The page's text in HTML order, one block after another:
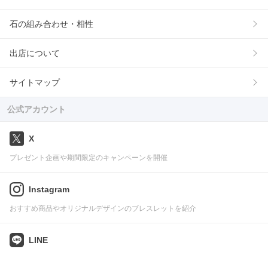
石の組み合わせ・相性
出店について
サイトマップ
公式アカウント
X
プレゼント企画や期間限定のキャンペーンを開催
Instagram
おすすめ商品やオリジナルデザインのブレスレットを紹介
LINE